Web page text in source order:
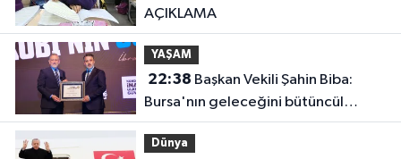
AÇIKLAMA
YAŞAM
22:38
Bursa'nın geleceğini bütüncül
anlayışla planlıyoruz
Dünya